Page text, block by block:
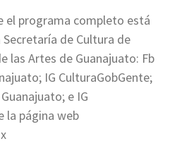
el programa completo está
de Cultura de
las Artes de Guanajuato: Fb
IG CulturaGobGente;
e IG
la página web